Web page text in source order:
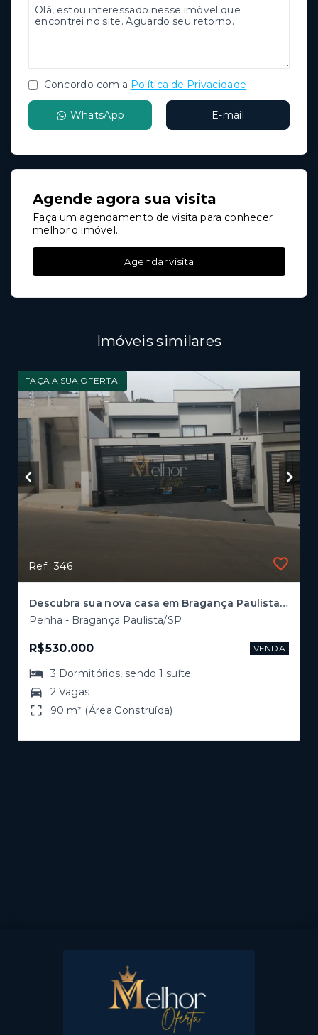
Concordo com a Política de Privacidade
WhatsApp E-mail
Agende agora sua visita
Faça um agendamento de visita para conhecer
melhor o imóvel.
Agendar visita
Imóveis similares
FAÇA A SUA OFERTA!
Ref.: 346
Descubra sua nova casa em Bragança Paulista! 🏡✨
Penha - Bragança Paulista/SP
R$530.000 VENDA
3 Dormitórios, sendo1 suíte
2 Vagas
90 m² (Área Construída)